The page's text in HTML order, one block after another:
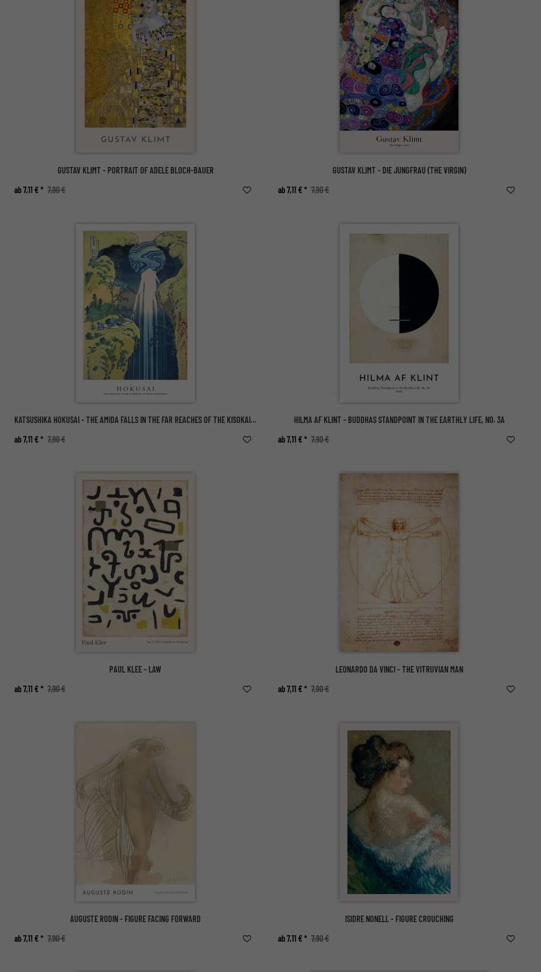
GUSTAV KLIMT - PORTRAIT OF ADELE BLOCH-BAUER
ab 7,11 € * 7,90 €
GUSTAV KLIMT - DIE JUNGFRAU (THE VIRGIN)
ab 7,11 € * 7,90 €
KATSUSHIKA HOKUSAI - THE AMIDA FALLS IN THE FAR REACHES OF THE KISOKAIDO ROAD
ab 7,11 € * 7,90 €
HILMA AF KLINT - BUDDHAS STANDPOINT IN THE EARTHLY LIFE, NO. 3A
ab 7,11 € * 7,90 €
PAUL KLEE - LAW
ab 7,11 € * 7,90 €
LEONARDO DA VINCI - THE VITRUVIAN MAN
ab 7,11 € * 7,90 €
AUGUSTE RODIN - FIGURE FACING FORWARD
ab 7,11 € * 7,90 €
ISIDRE NONELL - FIGURE CROUCHING
ab 7,11 € * 7,90 €